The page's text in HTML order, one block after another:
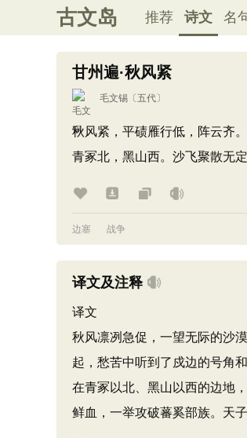
古文岛 推荐 诗文 名
甘州遍·秋风紧
毛文锡 〔五代〕
秋风紧，平碛雁行低，阵云齐
青冢北，黑山西。沙飞聚散无
边塞 战争
译文及注释
译文
秋风凛冽急促，一望无际的沙
起，愁苦中听到了戍边的号角
在青冢以北、黑山以西的边地
鲜血，一举攻破蕃奚部族。天